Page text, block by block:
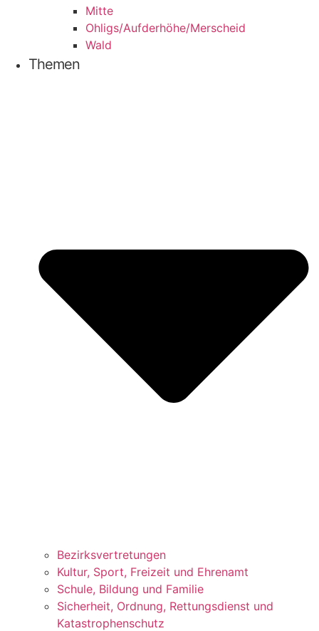
Mit­te
Ohligs/​Aufderhöhe/​Merscheid
Wald
The­men
Bezirks­vertretungen
Kul­tur, Sport, Frei­zeit und Ehrenamt
Schu­le, Bil­dung und Familie
Sicher­heit, Ord­nung, Ret­tungs­dienst und
Katastrophenschutz